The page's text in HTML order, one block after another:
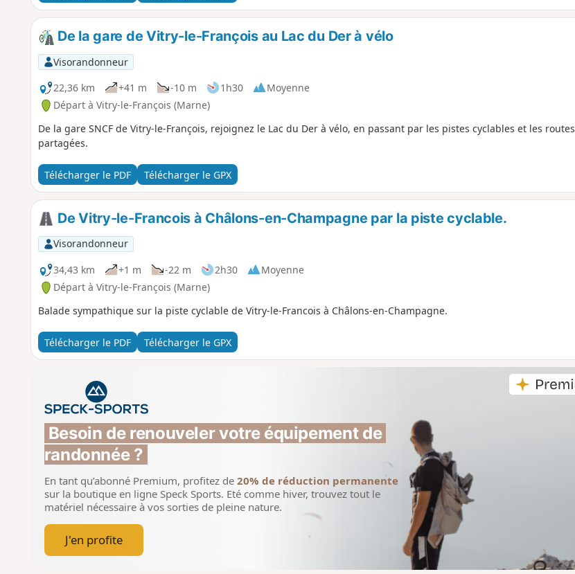
De la gare de Vitry-le-François au Lac du Der à vélo
Visorandonneur
22,36 km
+41 m -10 m 1h30
Moyenne
Départ à Vitry-le-François (Marne)
De la gare SNCF de Vitry-le-François, rejoignez le Lac du Der à vélo, en passant par les pistes cyclables et les routes
partagées.
Télécharger le PDF Télécharger le GPX
De Vitry-le-Francois à Châlons-en-Champagne par la piste cyclable.
Visorandonneur
34,43 km
+1 m -22 m 2h30
Moyenne
Départ à Vitry-le-François (Marne)
Balade sympathique sur la piste cyclable de Vitry-le-Francois à Châlons-en-Champagne.
Télécharger le PDF Télécharger le GPX
Besoin de renouveler votre équipement de
randonnée ?
En tant qu’abonné Premium, profitez de 20% de réduction permanente
sur la boutique en ligne Speck Sports. Eté comme hiver, trouvez tout le
matériel nécessaire à vos sorties de pleine nature.
J'en profite